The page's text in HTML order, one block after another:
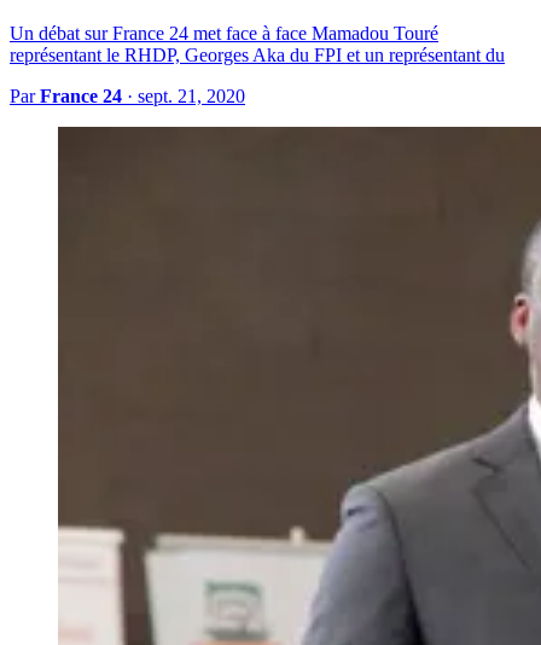
Un débat sur France 24 met face à face Mamadou Touré
représentant le RHDP, Georges Aka du FPI et un représentant du
ParFrance 24 · sept. 21, 2020